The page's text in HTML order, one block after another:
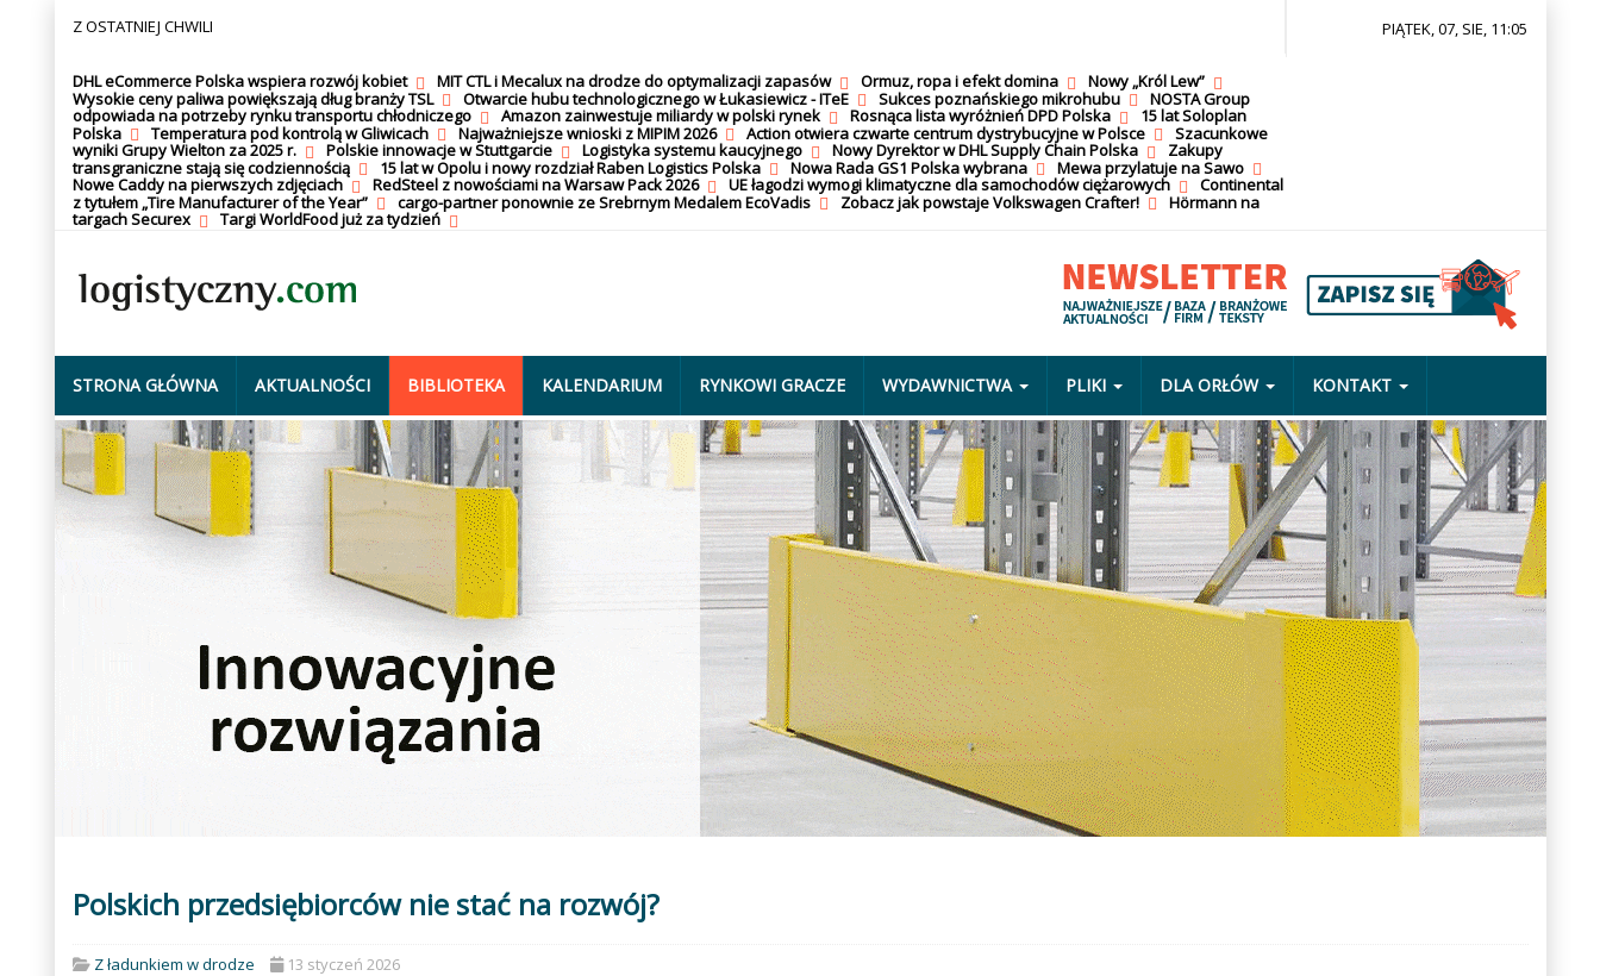
Z OSTATNIEJ CHWILI
DHL eCommerce Polska wspiera rozwój kobiet MIT CTL i Mecalux na drodze do optymalizacji zapasów Ormuz, ropa i efekt domina
Nowy „Król Lew”
Wysokie ceny paliwa powiększają dług branży TSL
Otwarcie hubu technologicznego w Łukasiewicz - ITeE Sukces poznańskiego mikrohubu
NOSTA Group
odpowiada na potrzeby rynku transportu chłodniczego
Amazon zainwestuje miliardy w polski rynek Rosnąca lista wyróżnień DPD Polska
15 lat Soloplan
Polska
Temperatura pod kontrolą w Gliwicach Najważniejsze wnioski z MIPIM 2026 Action otwiera czwarte centrum dystrybucyjne w Polsce
Szacunkowe
wyniki Grupy Wielton za 2025 r.
Polskie innowacje w Stuttgarcie Logistyka systemu kaucyjnego Nowy Dyrektor w DHL Supply Chain Polska
Zakupy
transgraniczne stają się codziennością
15 lat w Opolu i nowy rozdział Raben Logistics Polska Nowa Rada GS1 Polska wybrana
Mewa przylatuje na Sawo
Nowe Caddy na pierwszych zdjęciach
RedSteel z nowościami na Warsaw Pack 2026 UE łagodzi wymogi klimatyczne dla samochodów ciężarowych
Continental
z tytułem „Tire Manufacturer of the Year”
cargo-partner ponownie ze Srebrnym Medalem EcoVadis Zobacz jak powstaje Volkswagen Crafter!
Hörmann na
targach Securex
Targi WorldFood już za tydzień
PIĄTEK, 07, SIE, 11:05
STRONA GŁÓWNA AKTUALNOŚCI BIBLIOTEKA KALENDARIUM RYNKOWI GRACZE WYDAWNICTWA PLIKI DLA ORŁÓW KONTAKT
Polskich przedsiębiorców nie stać na rozwój?
Z ładunkiem w drodze 13 styczeń 2026